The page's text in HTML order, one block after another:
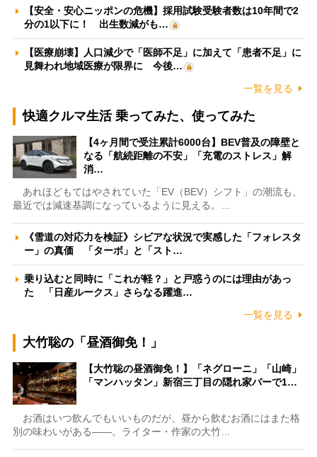
【安全・安心ニッポンの危機】採用試験受験者数は10年間で2
分の1以下に！ 出生数減がも…
【医療崩壊】人口減少で「医師不足」に加えて「患者不足」に
見舞われ地域医療が限界に 今後…
一覧を見る
快適クルマ生活 乗ってみた、使ってみた
【4ヶ月間で受注累計6000台】BEV普及の障壁と
なる「航続距離の不安」「充電のストレス」解
消…
あれほどもてはやされていた「EV（BEV）シフト」の潮流も、
最近では減速基調になっているように見える。…
《雪道の対応力を検証》シビアな状況で実感した「フォレスタ
ー」の真価 「ターボ」と「スト…
乗り込むと同時に「これが軽？」と戸惑うのには理由があっ
た 「日産ルークス」さらなる躍進…
一覧を見る
大竹聡の「昼酒御免！」
【大竹聡の昼酒御免！】「ネグローニ」「山崎」
「マンハッタン」新宿三丁目の隠れ家バーで1…
お酒はいつ飲んでもいいものだが、昼から飲むお酒にはまた格
別の味わいがある――。ライター・作家の大竹…